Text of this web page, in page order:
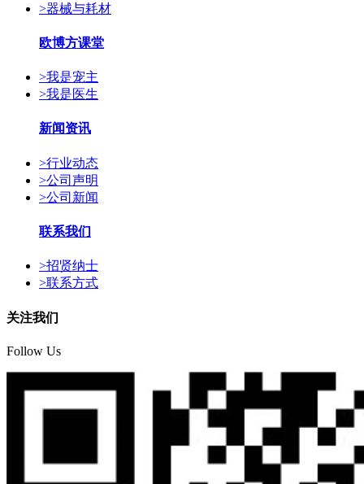
>器械与耗材
欧博方课堂
>我是宠主
>我是医生
新闻资讯
>行业动态
>公司声明
>公司新闻
联系我们
>招贤纳士
>联系方式
关注我们
Follow Us